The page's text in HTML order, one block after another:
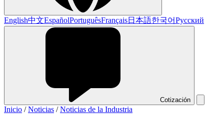
English中文EspañolPortuguêsFrançais日本語한국어Русский
Cotización
Inicio /Noticias /Noticias de la Industria